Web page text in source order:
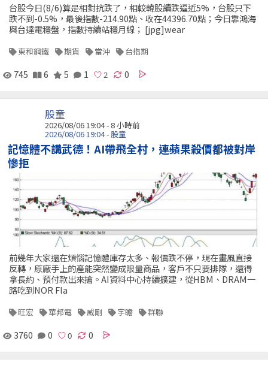
台股今日(8/6)算是相對抗跌了，相較韓股續跌逼近5%，台股只下
跌不到-0.5%，最後指數-214.90點、收在44396.70點；今日靠鴻海
與台達電穩盤，指數持續站穩月線； [jpg]wear
東和鋼鐵 期貨 當沖 台指期
745 6 5 1 0
股童
2026/08/06 19:04 -8 小時前
2026/08/06 19:04 - 股童
記憶體不講武德！AI帶飛全村，連蘋果殺價都被對岸
慘拒
前幾年大家還在煩惱記憶體庫存太多、報價跌不停，現在畫風直接
反轉，原廠手上的產能突然變成限量商品，客戶不只要排隊，還得
拿長約、預付款出來搶。AI資料中心持續擴建，從HBM、DRAM一
路吃到NOR Fla
旺宏 華邦電 威剛 宇瞻 群聯
3760 0 0